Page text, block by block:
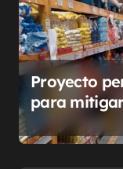
Proyecto
para
municipales